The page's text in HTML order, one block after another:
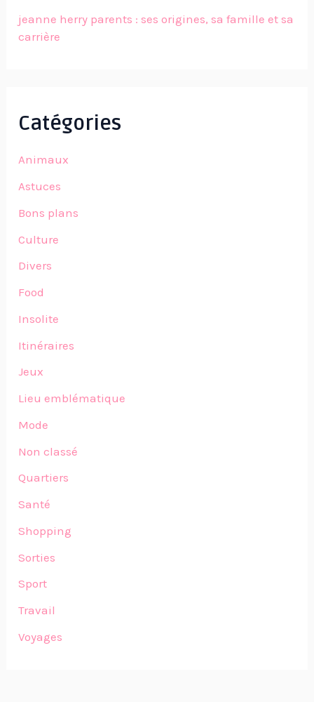
jeanne herry parents : ses origines, sa famille et sa
carrière
Catégories
Animaux
Astuces
Bons plans
Culture
Divers
Food
Insolite
Itinéraires
Jeux
Lieu emblématique
Mode
Non classé
Quartiers
Santé
Shopping
Sorties
Sport
Travail
Voyages